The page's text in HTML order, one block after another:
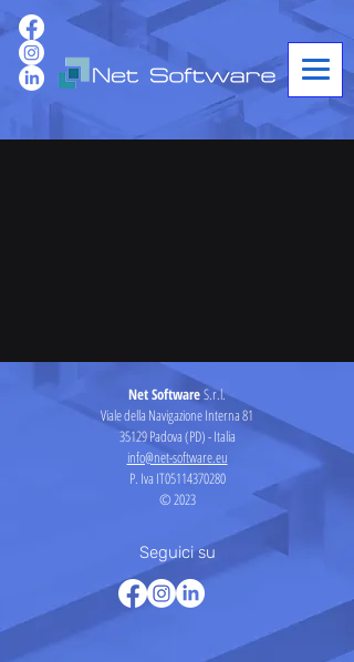
Net SoftwareS.r.l.
Viale della Navigazione Interna 81
35129 Padova (PD) - Italia
info@net-software.eu
P. Iva IT05114370280
© 2023
Seguici su